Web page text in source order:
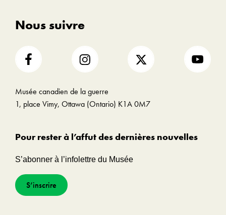
Nous suivre
Musée canadien de la guerre
1, place Vimy, Ottawa (Ontario) K1A 0M7
Pour rester à l’affut des dernières nouvelles
S’abonner à l’infolettre du Musée
S’inscrire